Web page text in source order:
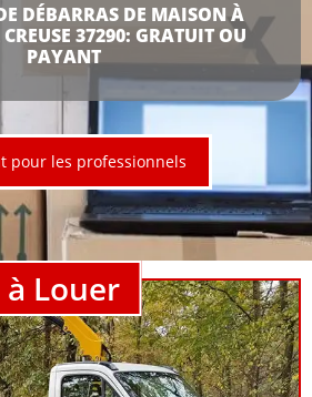
DÉBARRAS DE MAISON À
CREUSE 37290: GRATUIT OU
PAYANT
pour les professionnels
à Louer